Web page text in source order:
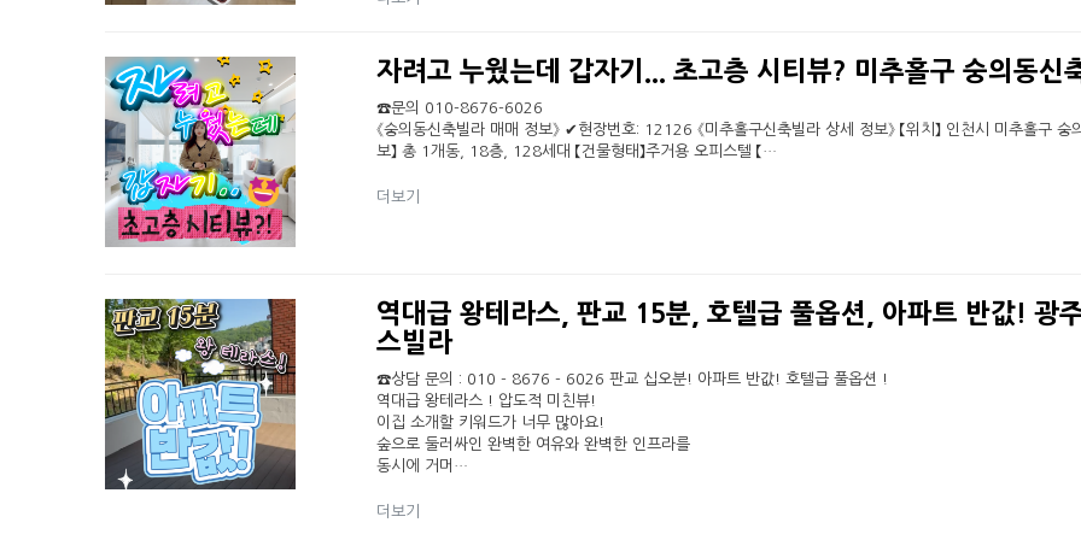
자려고 누웠는데 갑자기... 초고층 시티뷰? 미추홀구 숭의동신
☎문의 010-8676-6026
《숭의동신축빌라 매매 정보》 ✔현장번호: 12126 《미추홀구신축빌라 상세 정보》 【위치】 인천시 미추홀구 숭
보】 총 1개동, 18층, 128세대 【건물형태】주거용 오피스텔 【…
더보기
역대급 왕테라스, 판교 15분, 호텔급 풀옵션, 아파트 반값! 광
스빌라
☎상담 문의 : 010 - 8676 - 6026 판교 십오분! 아파트 반값! 호텔급 풀옵션 !
역대급 왕테라스 ! 압도적 미친뷰!
이집 소개할 키워드가 너무 많아요!
숲으로 둘러싸인 완벽한 여유와 완벽한 인프라를
동시에 거머…
더보기